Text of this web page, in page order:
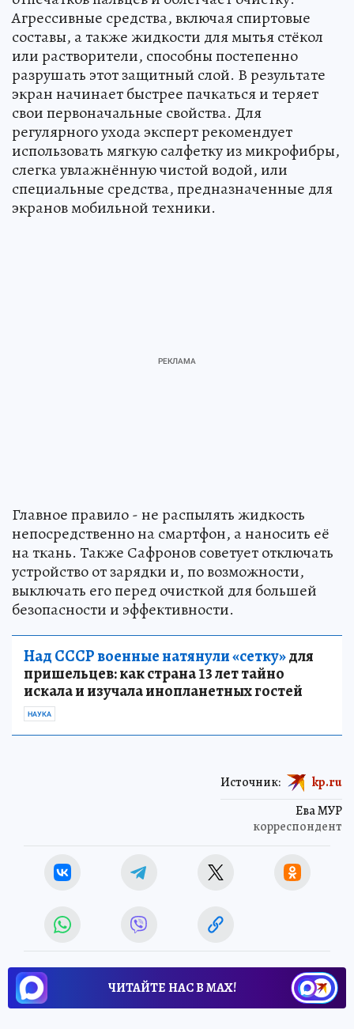
Агрессивные средства, включая спиртовые
составы, а также жидкости для мытья стёкол
или растворители, способны постепенно
разрушать этот защитный слой. В результате
экран начинает быстрее пачкаться и теряет
свои первоначальные свойства. Для
регулярного ухода эксперт рекомендует
использовать мягкую салфетку из микрофибры,
слегка увлажнённую чистой водой, или
специальные средства, предназначенные для
экранов мобильной техники.
Главное правило - не распылять жидкость
непосредственно на смартфон, а наносить её
на ткань. Также Сафронов советует отключать
устройство от зарядки и, по возможности,
выключать его перед очисткой для большей
безопасности и эффективности.
Над СССР военные натянули «сетку»для
пришельцев: как страна 13 лет тайно
искала и изучала инопланетных гостей
НАУКА
Ева МУР
корреспондент
Источник: kp.ru
ЧИТАЙТЕ НАС В МАХ!